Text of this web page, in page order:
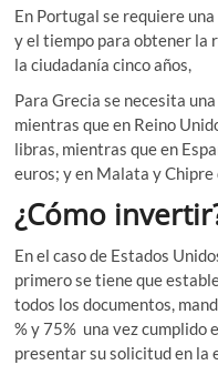
En Portugal se requiere
y el tiempo para obtener la
la ciudadanía cinco años,
Para Grecia se necesita
mientras que en Reino
libras, mientras que en
euros; y en Malata y Chipre
¿Cómo
En el caso de Estados
primero se tiene que
todos los documentos,
% y 75% una vez cumplido
presentar su solicitud en la